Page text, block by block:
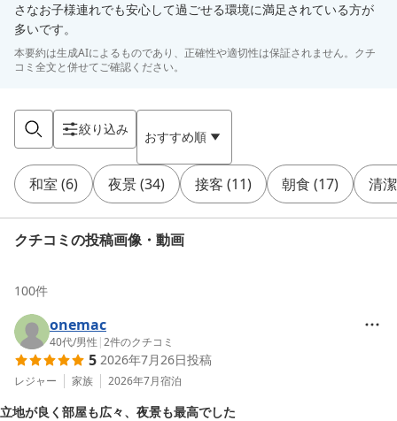
さなお子様連れでも安心して過ごせる環境に満足されている方が
多いです。
本要約は生成AIによるものであり、正確性や適切性は保証されません。クチ
コミ全文と併せてご確認ください。
絞り込み おすすめ順
和室 (6) 夜景(34) 接客 (11) 朝食 (17) 清
クチコミの投稿画像・動画
100件
onemac
40代/男性 |2件のクチコミ
5 2026年7月26日投稿
レジャー 家族 2026年7月宿泊
立地が良く部屋も広々、夜景も最高でした